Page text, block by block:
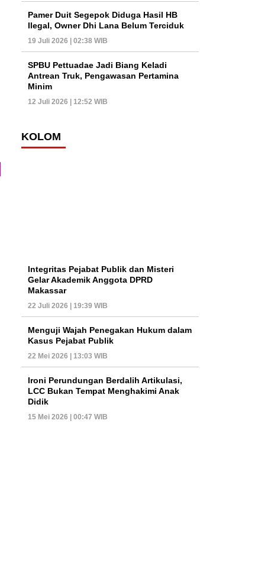
Pamer Duit Segepok Diduga Hasil HB
Ilegal, Owner Dhi Lana Belum Terciduk
19 Juli 2026 | 02:38 WIB
SPBU Pettuadae Jadi Biang Keladi
Antrean Truk, Pengawasan Pertamina
Minim
12 Juli 2026 | 12:52 WIB
KOLOM
Integritas Pejabat Publik dan Misteri
Gelar Akademik Anggota DPRD
Makassar
22 Juli 2026 | 19:39 WIB
Menguji Wajah Penegakan Hukum dalam
Kasus Pejabat Publik
22 Mei 2026 | 13:03 WIB
Ironi Perundungan Berdalih Artikulasi,
LCC Bukan Tempat Menghakimi Anak
Didik
15 Mei 2026 | 00:47 WIB